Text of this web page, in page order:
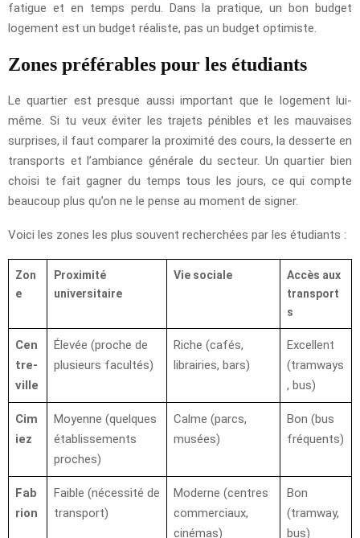
fatigue et en temps perdu. Dans la pratique, un bon budget
logement est un budget réaliste, pas un budget optimiste.
Zones préférables pour les étudiants
Le quartier est presque aussi important que le logement lui-
même. Si tu veux éviter les trajets pénibles et les mauvaises
surprises, il faut comparer la proximité des cours, la desserte en
transports et l’ambiance générale du secteur. Un quartier bien
choisi te fait gagner du temps tous les jours, ce qui compte
beaucoup plus qu’on ne le pense au moment de signer.
Voici les zones les plus souvent recherchées par les étudiants :
Zon
e
Proximité
universitaire
Vie sociale
Accès aux
transport
s
Cen
tre-
ville
Élevée (proche de
plusieurs facultés)
Riche (cafés,
librairies, bars)
Excellent
(tramways
, bus)
Cim
iez
Moyenne (quelques
établissements
proches)
Calme (parcs,
musées)
Bon (bus
fréquents)
Fab
rion
Faible (nécessité de
transport)
Moderne (centres
commerciaux,
cinémas)
Bon
(tramway,
bus)